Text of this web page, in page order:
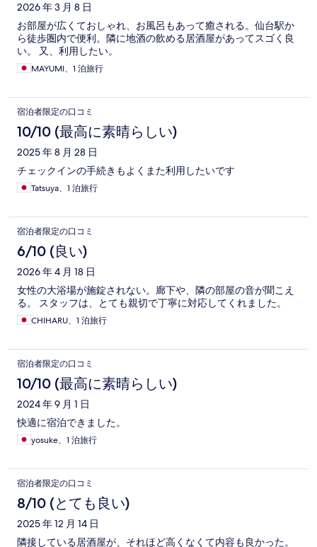
2026 年 3 月 8 日
お部屋が広くておしゃれ、お風呂もあって癒される。仙台駅か
ら徒歩圏内で便利。隣に地酒の飲める居酒屋があってスゴく良
い。 又、利用したい。
MAYUMI、1 泊旅行
宿泊者限定の口コミ
10/10 (最高に素晴らしい)
2025 年 8 月 28 日
チェックインの手続きもよくまた利用したいです
Tatsuya、1 泊旅行
宿泊者限定の口コミ
6/10 (良い)
2026 年 4 月 18 日
女性の大浴場が施錠されない。廊下や、隣の部屋の音が聞こえ
る。 スタッフは、とても親切で丁寧に対応してくれました。
CHIHARU、1 泊旅行
宿泊者限定の口コミ
10/10 (最高に素晴らしい)
2024 年 9 月 1 日
快適に宿泊できました。
yosuke、1 泊旅行
宿泊者限定の口コミ
8/10 (とても良い)
2025 年 12 月 14 日
隣接している居酒屋が、それほど高くなくて内容も良かった。